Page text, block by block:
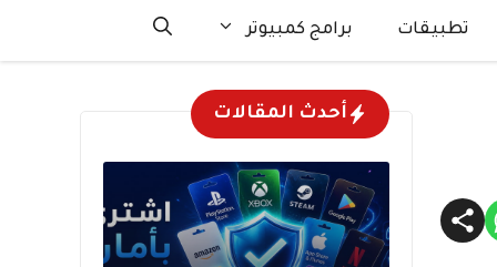
تطبيقات برامج كمبيوتر
أحدث المقالات